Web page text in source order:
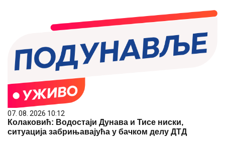
07. 08. 2026 10:12
Колаковић: Водостаји Дунава и Тисе ниски,
ситуација забрињавајућа у бачком делу ДТД